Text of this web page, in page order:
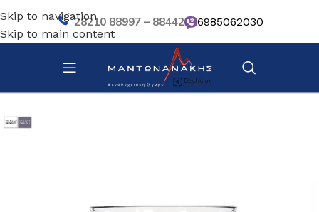
Skip to navigation
Skip to main content
28210 88997 – 88442 6985062030
Αρχική σελίδα/ Επιτραπέζια Είδη/ Ποτήρια